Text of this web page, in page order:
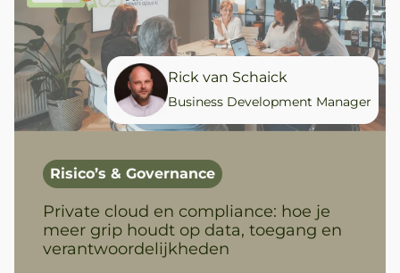
Rick van Schaick
Business Development Manager
Risico’s & Governance
Private cloud en compliance: hoe je
meer grip houdt op data, toegang en
verantwoordelijkheden